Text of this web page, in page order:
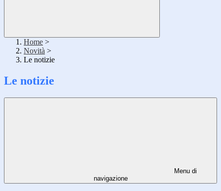
Home >
Novità >
Le notizie
Le notizie
Menu di
navigazione